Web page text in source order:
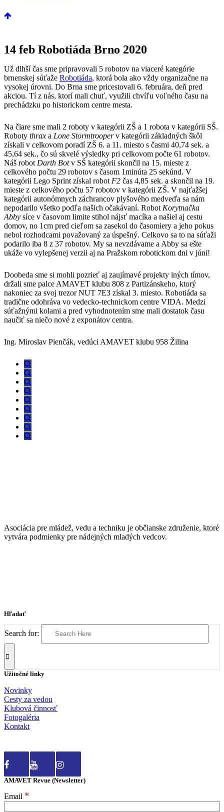
14 feb Robotiáda Brno 2020
Už dlhší čas sme pripravovali 5 robotov na viaceré kategórie
brnenskej súťaže Robotiáda, ktorá bola ako vždy organizačne na
vysokej úrovni. Do Brna sme pricestovali 6. februára, deň pred
akciou. Tí z nás, ktorí mali chuť, využili chvíľu voľného času na
prechádzku po historickom centre mesta.
Na čiare sme mali 2 roboty v kategórii ZŠ a 1 robota v kategórii SŠ.
Roboty thrax a Lone Stormtrooperv kategórii základných škôl
získali v celkovom poradí ZŠ 6. a 11. miesto s časmi 40,74 sek. a
45,64 sek., čo sú skvelé výsledky pri celkovom počte 61 robotov.
Náš robot Darth Botv SŠ kategórii skončil na 15. mieste z
celkového počtu 29 robotov s časom 1minúta 25 sekúnd. V
kategórii Lego Sprint získal robot F2 čas 4,85 sek. a skončil na 19.
mieste z celkového počtu 57 robotov v kategórii ZŠ. V najťažšej
kategórii autonómnych záchrancov plyšového medveďa sa nám
nepodarilo všetko podľa našich očakávaní. Robot Korytnačka
Abby síce v časovom limite stihol nájsť macíka a našiel aj cestu
domov, no 1cm pred cieľom sa zasekol do časomiery a jeho pokus
nebol rozhodcami považovaný za úspešný. Celkovo sa to na súťaži
podarilo iba 8 z 37 robotov. My sa nevzdávame a Abby sa ešte
ukáže vo vylepšenej verzii aj na Pražskom robotickom dni v júni!
Doobeda sme si mohli pozrieť aj zaujímavé projekty iných tímov,
držali sme palce AMAVET klubu 808 z Partizánskeho, ktorý
nakoniec za svoj trezor NUT 7E3 získal 3. miesto. Robotiáda sa
tradične odohráva vo vedecko-technickom centre VIDA. Medzi
súťažnými kolami a pred vyhodnotením sme mali dostatok času
naučiť sa niečo nové z exponátov centra.
Ing. Miroslav Pienčák, vedúci AMAVET klubu 958 Žilina
Asociácia pre mládež, vedu a techniku je občianske združenie, ktoré
vytvára podmienky pre nádejných mladých vedcov.
Hľadať
Search for:
Užitočné linky
Novinky
Cesty za vedou
Klubová činnosť
Fotogaléria
Kontakt
AMAVET Revue (Newsletter)
Email *